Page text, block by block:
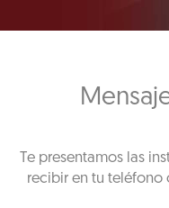
Te presentamos las
recibir en tu teléfono